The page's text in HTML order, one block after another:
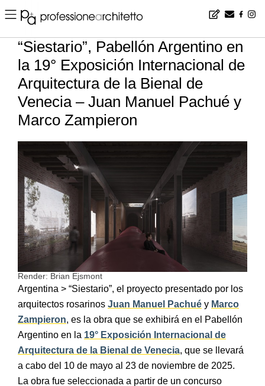
Home ▪ news ▪ es ▪ “Siestario”, Pabellón Argentino en la 19° Exposición Internacional de Arquitectura de la Bienal de Venecia – Juan Manuel Pachué y Marco Zampieron
“Siestario”, Pabellón Argentino en
la 19° Exposición Internacional de
Arquitectura de la Bienal de
Venecia – Juan Manuel Pachué y
Marco Zampieron
Render: Brian Ejsmont
Argentina > “Siestario”, el proyecto presentado por los
arquitectos rosarinos Juan Manuel Pachué y Marco
Zampieron, es la obra que se exhibirá en el Pabellón
Argentino en la 19° Exposición Internacional de
Arquitectura de la Bienal de Venecia, que se llevará
a cabo del 10 de mayo al 23 de noviembre de 2025.
La obra fue seleccionada a partir de un concurso